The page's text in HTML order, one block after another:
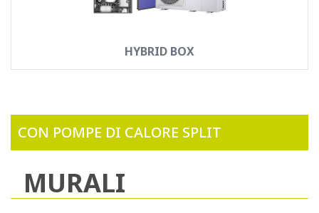
HYBRID BOX
CON POMPE DI CALORE SPLIT
MURALI